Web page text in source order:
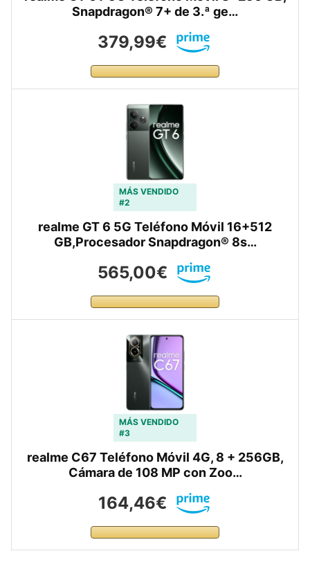
Snapdragon® 7+ de 3.ª ge…
379,99€
MÁS VENDIDO
#2
realme GT 6 5G Teléfono Móvil 16+512
GB,Procesador Snapdragon® 8s…
565,00€
MÁS VENDIDO
#3
realme C67 Teléfono Móvil 4G, 8 + 256GB,
Cámara de 108 MP con Zoo…
164,46€